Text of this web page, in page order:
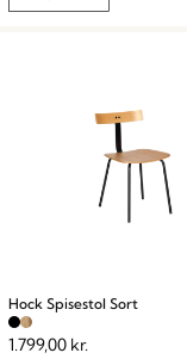
Hock Spisestol Sort
1.799,00 kr.